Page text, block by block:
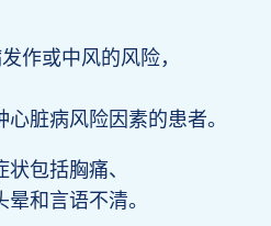
作或中风的风险，
脏病风险因素的患者。
包括胸痛、
和言语不清。